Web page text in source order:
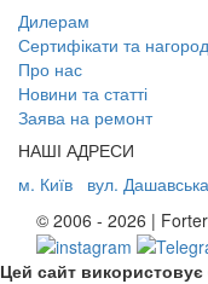
Дилерам
Сертифікати та
Про нас
Новини та статті
Заява на ремонт
НАШІ АДРЕСИ
м. Київ
вул.
© 2006 - 2026 | Forter
Цей сайт